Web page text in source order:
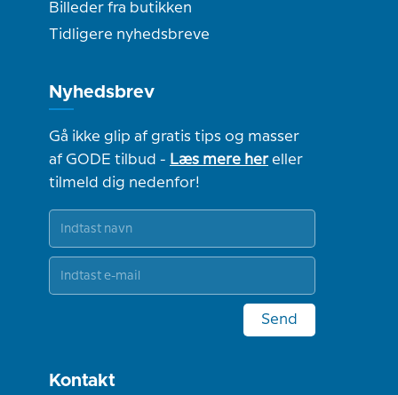
Billeder fra butikken
Tidligere nyhedsbreve
Nyhedsbrev
Gå ikke glip af gratis tips og masser
af GODE tilbud - Læs mere hereller
tilmeld dig nedenfor!
Send
Kontakt